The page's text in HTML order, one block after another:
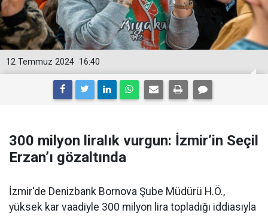
16:40
12 Temmuz 2024
300 milyon liralık vurgun: İzmir’in Seçil
Erzan’ı gözaltında
İzmir'de Denizbank Bornova Şube Müdürü H.Ö.,
yüksek kar vaadiyle 300 milyon lira topladığı iddiasıyla